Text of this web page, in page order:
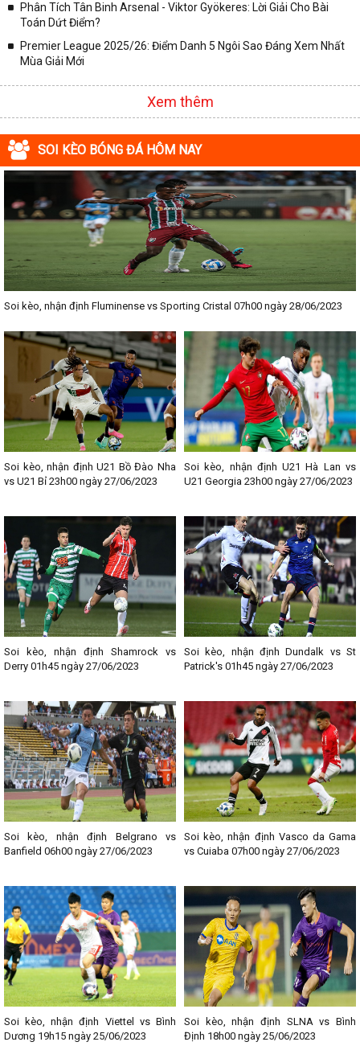
Phân Tích Tân Binh Arsenal - Viktor Gyökeres: Lời Giải Cho Bài
Toán Dứt Điểm?
Premier League 2025/26: Điểm Danh 5 Ngôi Sao Đáng Xem Nhất
Mùa Giải Mới
Xem thêm
SOI KÈO BÓNG ĐÁ HÔM NAY
Soi kèo, nhận định Fluminense vs Sporting Cristal 07h00 ngày 28/06/2023
Soi kèo, nhận định U21 Bồ Đào Nha
vs U21 Bỉ 23h00 ngày 27/06/2023
Soi kèo, nhận định U21 Hà Lan vs
U21 Georgia 23h00 ngày 27/06/2023
Soi kèo, nhận định Shamrock vs
Derry 01h45 ngày 27/06/2023
Soi kèo, nhận định Dundalk vs St
Patrick's 01h45 ngày 27/06/2023
Soi kèo, nhận định Belgrano vs
Banfield 06h00 ngày 27/06/2023
Soi kèo, nhận định Vasco da Gama
vs Cuiaba 07h00 ngày 27/06/2023
Soi kèo, nhận định Viettel vs Bình
Dương 19h15 ngày 25/06/2023
Soi kèo, nhận định SLNA vs Bình
Định 18h00 ngày 25/06/2023